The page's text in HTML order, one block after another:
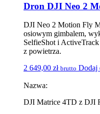
Dron DJI Neo 2
DJI Neo 2 Motion Fly
osiowym gimbalem,
SelfieShot i
z powietrza.
2 649,00 zł brutto Dodaj
Nazwa:
DJI Matrice 4TD z DJI